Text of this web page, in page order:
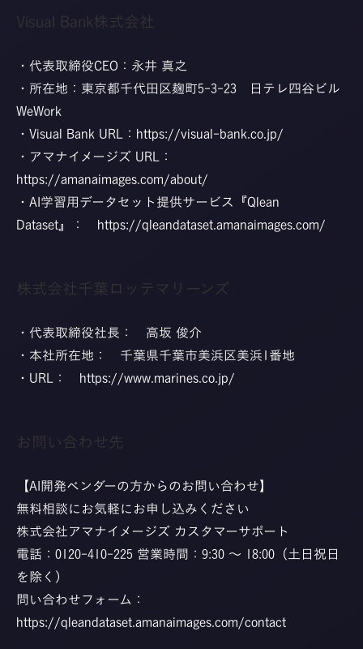
Visual Bank株式会社
・代表取締役CEO：永井 真之
・所在地：東京都千代田区麹町5-3-23 日テレ四谷ビル
WeWork
・Visual Bank URL： https://visual-bank.co.jp/
・アマナイメージズ URL：
https://amanaimages.com/about/
・AI学習用データセット提供サービス『Qlean
Dataset』： https://qleandataset.amanaimages.com/
株式会社千葉ロッテマリーンズ
・代表取締役社長： 高坂 俊介
・本社所在地： 千葉県千葉市美浜区美浜1番地
・URL： https://www.marines.co.jp/
お問い合わせ先
【AI開発ベンダーの方からのお問い合わせ】
無料相談にお気軽にお申し込みください
株式会社アマナイメージズ カスタマーサポート
電話：0120-410-225 営業時間：9:30 ～ 18:00（土日祝日
を除く）
問い合わせフォーム：
https://qleandataset.amanaimages.com/contact